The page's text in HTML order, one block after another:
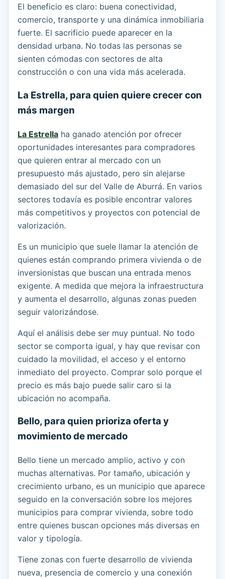
El beneficio es claro: buena conectividad,
comercio, transporte y una dinámica inmobiliaria
fuerte. El sacrificio puede aparecer en la
densidad urbana. No todas las personas se
sienten cómodas con sectores de alta
construcción o con una vida más acelerada.
La Estrella, para quien quiere crecer con
más margen
La Estrella ha ganado atención por ofrecer
oportunidades interesantes para compradores
que quieren entrar al mercado con un
presupuesto más ajustado, pero sin alejarse
demasiado del sur del Valle de Aburrá. En varios
sectores todavía es posible encontrar valores
más competitivos y proyectos con potencial de
valorización.
Es un municipio que suele llamar la atención de
quienes están comprando primera vivienda o de
inversionistas que buscan una entrada menos
exigente. A medida que mejora la infraestructura
y aumenta el desarrollo, algunas zonas pueden
seguir valorizándose.
Aquí el análisis debe ser muy puntual. No todo
sector se comporta igual, y hay que revisar con
cuidado la movilidad, el acceso y el entorno
inmediato del proyecto. Comprar solo porque el
precio es más bajo puede salir caro si la
ubicación no acompaña.
Bello, para quien prioriza oferta y
movimiento de mercado
Bello tiene un mercado amplio, activo y con
muchas alternativas. Por tamaño, ubicación y
crecimiento urbano, es un municipio que aparece
seguido en la conversación sobre los mejores
municipios para comprar vivienda, sobre todo
entre quienes buscan opciones más diversas en
valor y tipología.
Tiene zonas con fuerte desarrollo de vivienda
nueva, presencia de comercio y una conexión